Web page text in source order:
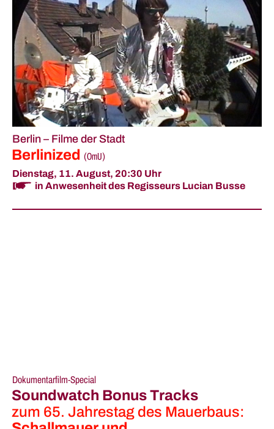
Berlin – Filme der Stadt
Berlinized (OmU)
Dienstag, 11. August, 20:30 Uhr
in Anwesenheit des Regisseurs Lucian Busse
Dokumentarfilm-Special
Soundwatch Bonus Tracks
zum 65. Jahrestag des Mauerbaus: